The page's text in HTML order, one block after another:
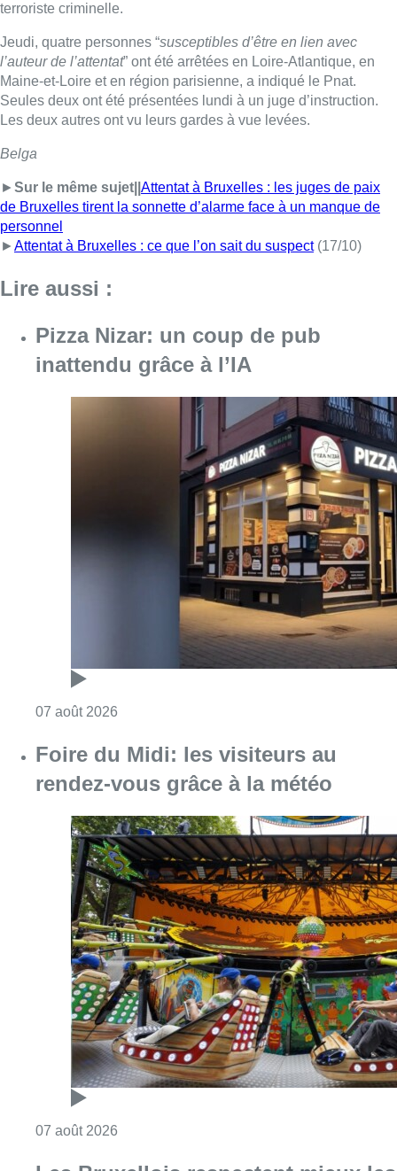
terroriste criminelle.
Jeudi, quatre personnes “susceptibles d’être en lien avec
l’auteur de l’attentat” ont été arrêtées en Loire-Atlantique, en
Maine-et-Loire et en région parisienne, a indiqué le Pnat.
Seules deux ont été présentées lundi à un juge d’instruction.
Les deux autres ont vu leurs gardes à vue levées.
Belga
► Sur le même sujet|| Attentat à Bruxelles : les juges de paix
de Bruxelles tirent la sonnette d’alarme face à un manque de
personnel
► Attentat à Bruxelles : ce que l’on sait du suspect(17/10)
Lire aussi :
Pizza Nizar: un coup de pub
inattendu grâce à l’IA
07 août 2026
Foire du Midi: les visiteurs au
rendez-vous grâce à la météo
07 août 2026